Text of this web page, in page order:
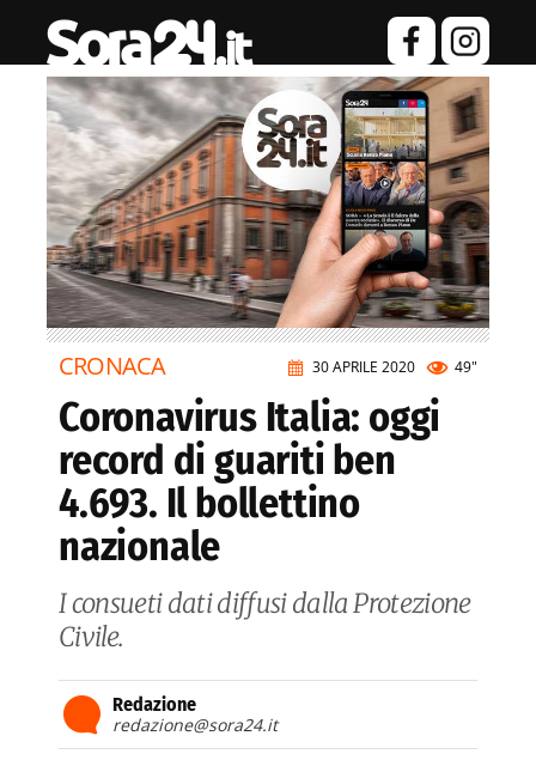
30 APRILE 2020 49"
CRONACA
Coronavirus Italia: oggi
record di guariti ben
4.693. Il bollettino
nazionale
I consueti dati diffusi dalla Protezione
Civile.
Redazione
redazione@sora24.it